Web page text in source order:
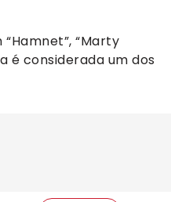
“Marty
é considerada um dos